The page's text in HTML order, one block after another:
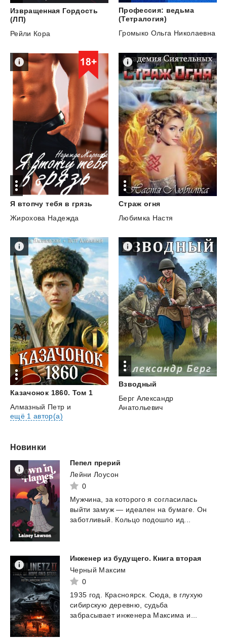
Извращенная Гордость
(ЛП)
Рейли Кора
Профессия: ведьма
(Тетралогия)
Громыко Ольга Николаевна
Я втопчу тебя в грязь
Жирохова Надежда
Страж огня
Любимка Настя
Казачонок 1860. Том 1
Алмазный Петр и
ещё 1 автор(а)
Взводный
Берг Александр
Анатольевич
Новинки
Пепел прерий
Лейни Лоусон
0
Мужчина,
за которого я согласилась
выйти замуж — идеален на бумаге. Он
заботливый.
Кольцо подошло ид...
Инженер из будущего. Книга вторая
Черный Максим
0
1935 год. Красноярск. Сюда, в глухую
сибирскую деревню,
судьба
забрасывает инженера Максима и...